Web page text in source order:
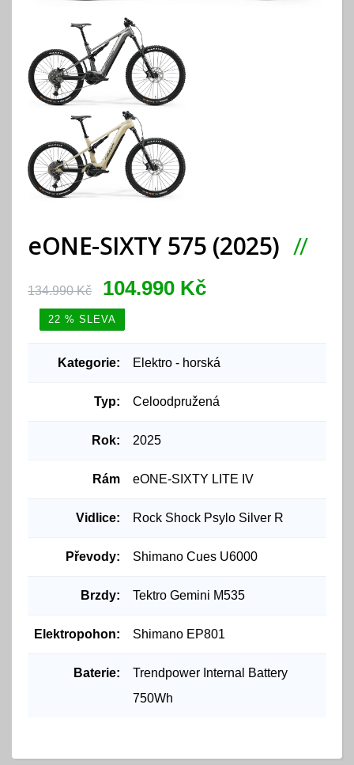
eONE-SIXTY 575 (2025)
134.990 Kč 104.990 Kč
22 % SLEVA
Kategorie: Elektro - horská
Typ: Celoodpružená
Rok: 2025
Rám eONE-SIXTY LITE IV
Vidlice: Rock Shock Psylo Silver R
Převody: Shimano Cues U6000
Brzdy: Tektro Gemini M535
Elektropohon: Shimano EP801
Baterie:
Trendpower Internal Battery
750Wh